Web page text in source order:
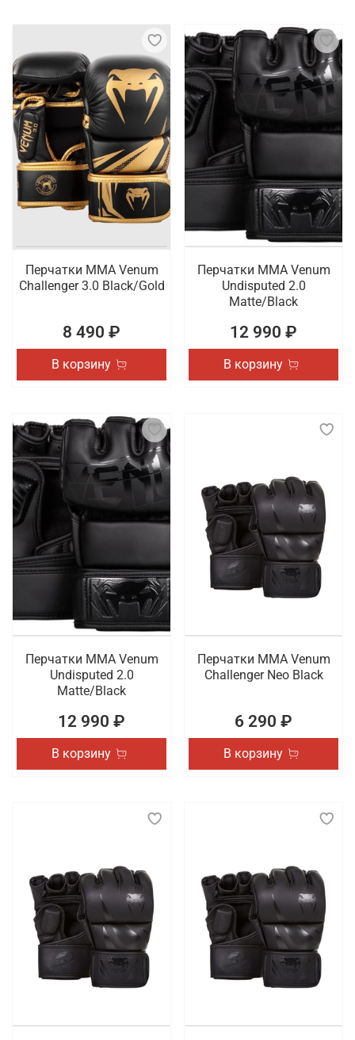
Перчатки ММА Venum
Challenger 3.0 Black/Gold
8 490 ₽
В корзину
Перчатки ММА Venum
Undisputed 2.0
Matte/Black
12 990 ₽
В корзину
Перчатки ММА Venum
Undisputed 2.0
Matte/Black
12 990 ₽
В корзину
Перчатки ММА Venum
Challenger Neo Black
6 290 ₽
В корзину